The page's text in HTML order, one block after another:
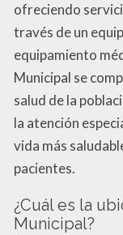
ofreciendo
través de un
equipamiento
Municipal se
salud de la
la atención
vida más
pacientes.
¿Cuál es la
Municipal?